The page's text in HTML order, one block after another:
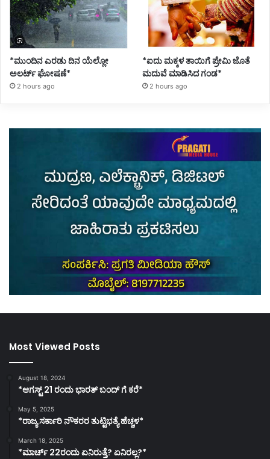
*ಮುಂದಿನ ಎರಡು ದಿನ ಯೆಲ್ಲೋ
ಅಲರ್ಟ್ ಘೋಷಣೆ*
2 hours ago
*ಐದು ಮಕ್ಕಳ ತಾಯಿಗೆ ಪ್ರೇಮಿ ಜೊತೆ
ಮದುವೆ ಮಾಡಿಸಿದ ಗಂಡ*
2 hours ago
Most Viewed Posts
August 18, 2024
*ಆಗಸ್ಟ್ 21 ರಂದು ಭಾರತ್‌ ಬಂದ್‌ ಗೆ ಕರೆ*
May 5, 2025
*ರಾಜ್ಯ ಸರ್ಕಾರಿ ನೌಕರರ ತುಟ್ಟಿಭತ್ಯೆ ಹೆಚ್ಚಳ*
March 18, 2025
*ಮಾರ್ಚ್ 22ರಂದು ಏನಿರುತ್ತೆ? ಏನಿರಲ್ಲ?*